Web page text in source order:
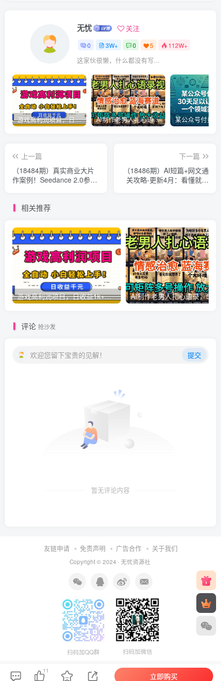
无忧 关注
0 3W+ 0 5 112W+
这家伙很懒，什么都没有写...
游戏高利润项目，日收益1k+，全自动，无需值守，解放双手，小白轻松上手【揭秘】 AI制作老男人扎心语录，5分钟一条，操作简单，流量非常大，保姆级教程
上一篇
（18484期）真实商业大片
作案例！Seedance 2.0参数
下一篇
（18486期）AI短篇+网文通
关攻略-更新4月：看懂就能
相关推荐
游戏高利润项目，日收益1k+，全自动，无需值守，解放双手，小白轻松上手【揭秘】
评论 抢沙发
欢迎您留下宝贵的见解！ 提交
暂无评论内容
友链申请 免责声明 广告合作 关于我们
Copyright © 2024 · 无忧资源社
扫码加QQ群 扫码加微信
11
立即购买